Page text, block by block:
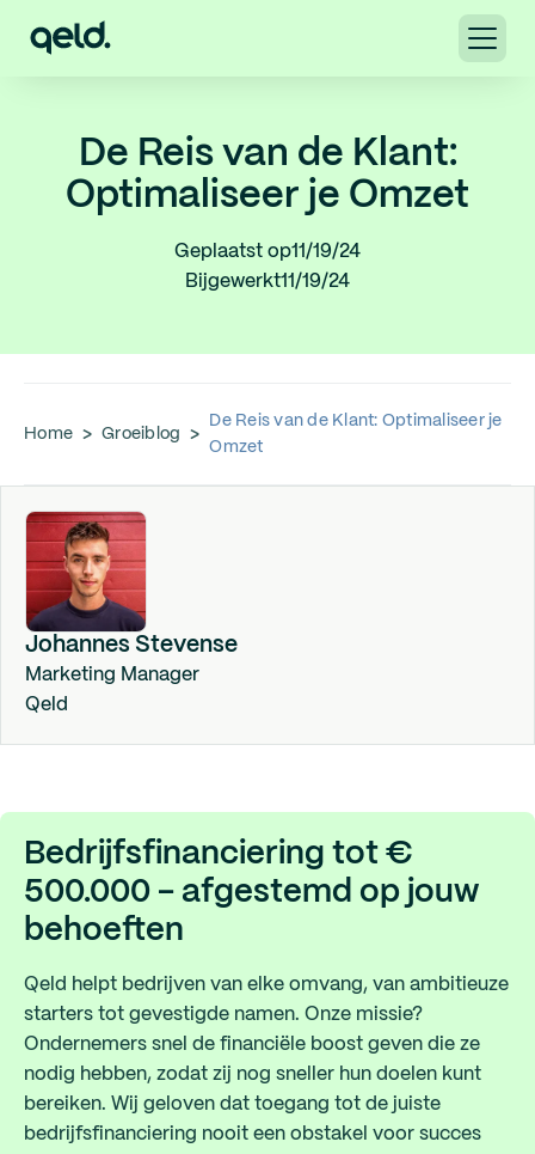
De Reis van de Klant:
Optimaliseer je Omzet
Geplaatst op11/19/24
Bijgewerkt11/19/24
Home > Groeiblog >
De Reis van de Klant: Optimaliseer je
Omzet
Johannes Stevense
Marketing Manager
Qeld
Bedrijfsfinanciering tot €
500.000 - afgestemd op jouw
behoeften
Qeld helpt bedrijven van elke omvang, van ambitieuze
starters tot gevestigde namen. Onze missie?
Ondernemers snel de financiële boost geven die ze
nodig hebben, zodat zij nog sneller hun doelen kunt
bereiken. Wij geloven dat toegang tot de juiste
bedrijfsfinanciering nooit een obstakel voor succes